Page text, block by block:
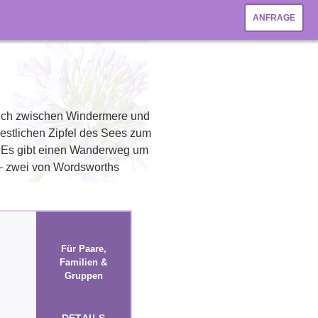
ANFRAGE
zwischen Windermere und
Zipfel des Sees zum
gibt einen Wanderweg um
zwei von Wordsworths
Für Paare,
Familien &
Gruppen